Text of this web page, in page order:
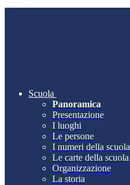
Scuola
Panoramica
Presentazione
I luoghi
Le persone
I numeri della scuola
Le carte della scuola
Organizzazione
La storia